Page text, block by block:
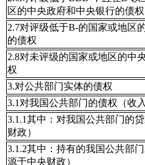
区的中央政府和中央银行的债权
2.7对评级低于B-的国家或地区
的债权
2.8对未评级的国家或地区的中
权
3.对公共部门实体的债权
3.1对我国公共部门的债权（收
3.1.1其中：对我国公共部门的
财政）
3.1.2其中：持有的我国公共部
源于中央财政）